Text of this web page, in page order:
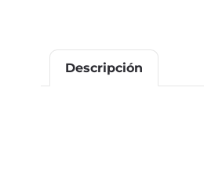
Descripción